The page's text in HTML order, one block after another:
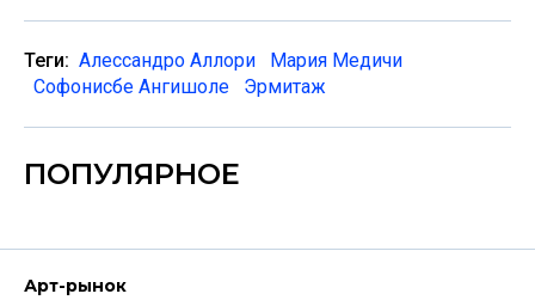
Теги: Алессандро Аллори
Мария Медичи
Софонисбе Ангишоле
Эрмитаж
ПОПУЛЯРНОЕ
Арт-рынок